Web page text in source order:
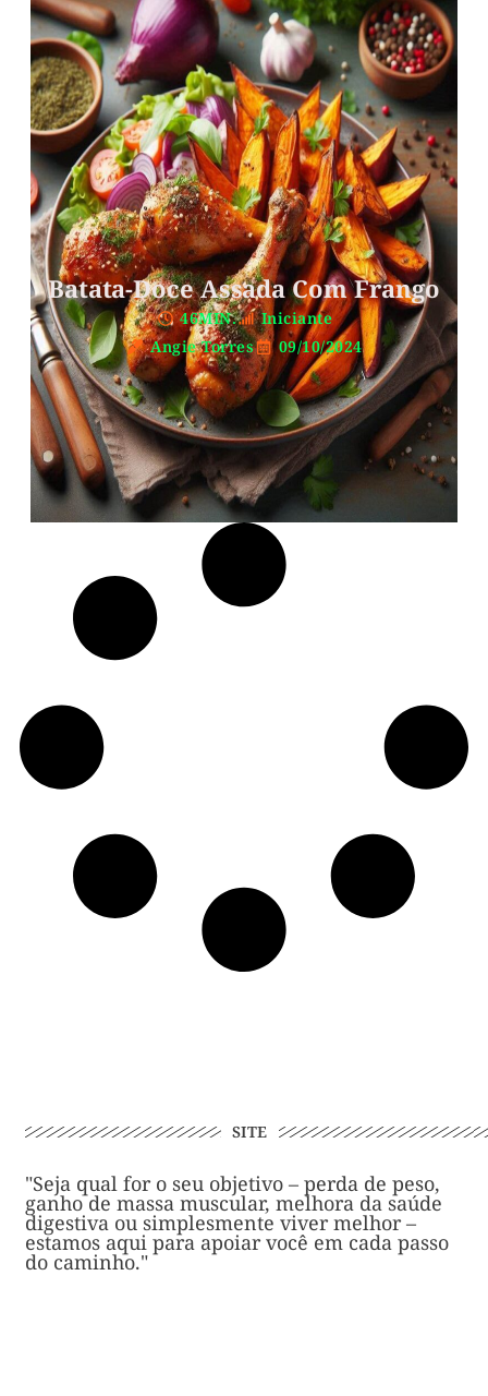
Batata-Doce Assada Com Frango
46MIN.
Iniciante
Angie Torres
09/10/2024
SITE
"Seja qual for o seu objetivo – perda de peso,
ganho de massa muscular, melhora da saúde
digestiva ou simplesmente viver melhor –
estamos aqui para apoiar você em cada passo
do caminho."